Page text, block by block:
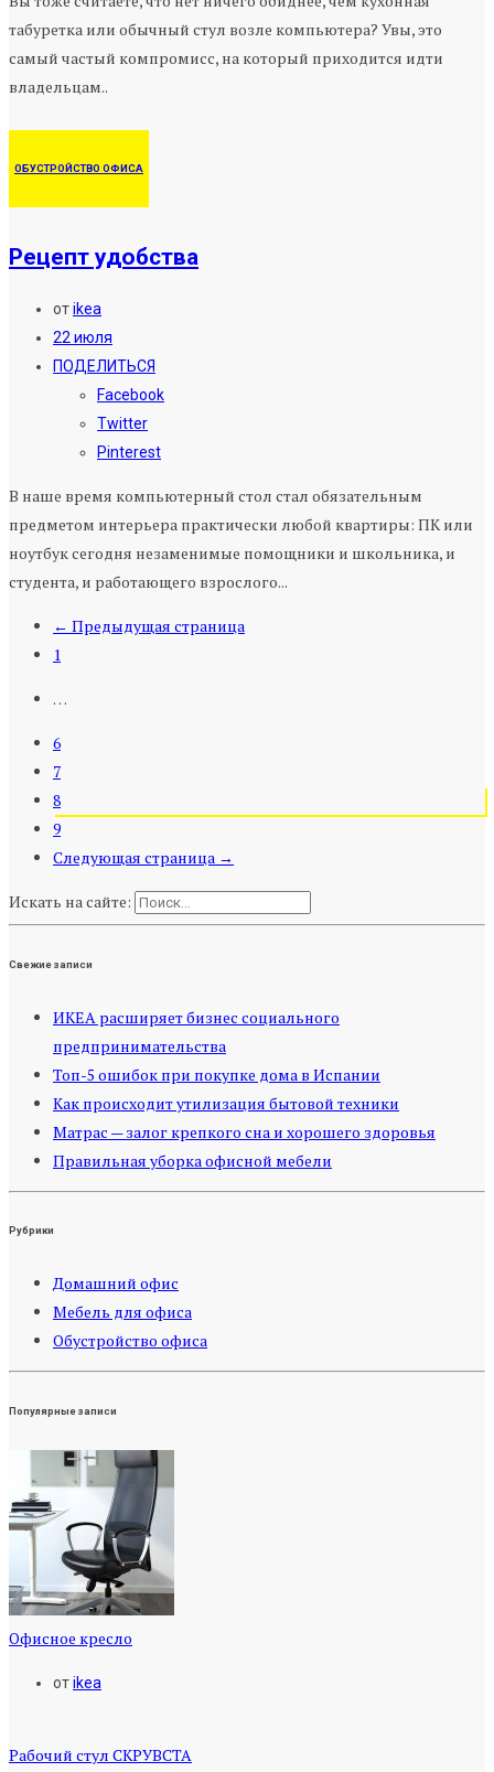
табуретка или обычный стул возле компьютера? Увы, это
самый частый компромисс, на который приходится идти
владельцам..
ОБУСТРОЙСТВО ОФИСА
Рецепт удобства
отikea
22 июля
ПОДЕЛИТЬСЯ
Facebook
Twitter
Pinterest
В наше время компьютерный стол стал обязательным
предметом интерьера практически любой квартиры: ПК или
ноутбук сегодня незаменимые помощники и школьника, и
студента, и работающего взрослого...
← Предыдущая страница
1
…
6
7
8
9
Следующая страница →
Искать на сайте:
Свежие записи
ИКЕА расширяет бизнес социального
предпринимательства
Топ-5 ошибок при покупке дома в Испании
Как происходит утилизация бытовой техники
Матрас — залог крепкого сна и хорошего здоровья
Правильная уборка офисной мебели
Рубрики
Домашний офис
Мебель для офиса
Обустройство офиса
Популярные записи
Офисное кресло
отikea
Рабочий стул СКРУВСТА